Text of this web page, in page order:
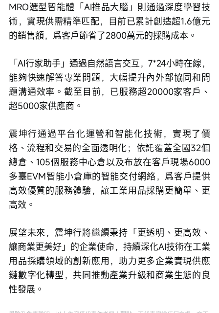
MRO選型智能體「AI推品大腦」則通過深度學習技
術，實現供需精準匹配，目前已累計創造超1.6億元
的銷售額，爲客戶節省了2800萬元的採購成本。
「AI行家助手」通過自然語言交互，7*24小時在線，
能夠快速解答專業問題，大幅提升內外部協同和問
題溝通效率。截至目前，已服務超20000家客戶、
超5000家供應商。
震坤行通過平台化運營和智能化技術，實現了價
格、流程和交易的全面透明化；依託覆蓋全國32個
總倉、105個服務中心倉以及布放在客戶現場6000
多臺EVM智能小倉庫的智能交付網絡，爲客戶提供
高效優質的服務體驗，讓工業用品採購更簡單、更
高效。
展望未來，震坤行將繼續秉持「更透明、更高效、
讓商業更美好」的企業使命，持續深化AI技術在工業
用品採購領域的創新應用，助力更多企業實現供應
鏈數字化轉型，共同推動產業升級和商業生態的良
性發展。